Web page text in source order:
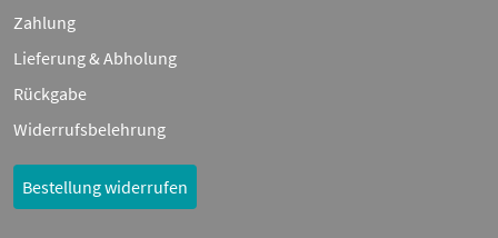
Zahlung
Lieferung & Abholung
Rückgabe
Widerrufsbelehrung
Bestellung widerrufen